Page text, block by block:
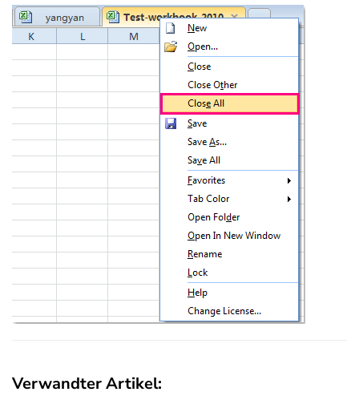
Verwandter Artikel: